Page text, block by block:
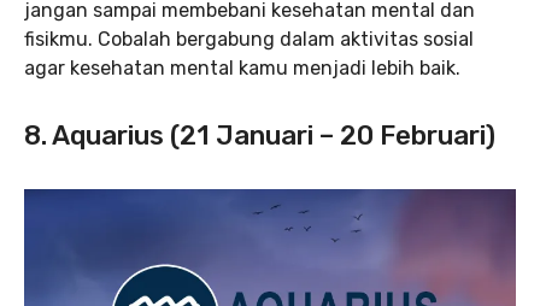
jangan sampai membebani kesehatan mental dan
fisikmu. Cobalah bergabung dalam aktivitas sosial
agar kesehatan mental kamu menjadi lebih baik.
8. Aquarius (21 Januari – 20 Februari)